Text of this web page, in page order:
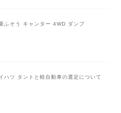
ふそう キャンター 4WD ダンプ
ツ タントと軽自動車の選定について